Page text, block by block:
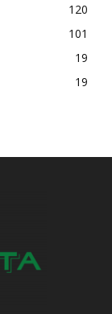
120
101
19
19